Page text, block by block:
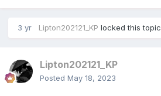
3 yr Lipton202121_KP locked this topic
Lipton202121_KP
Posted May 18, 2023